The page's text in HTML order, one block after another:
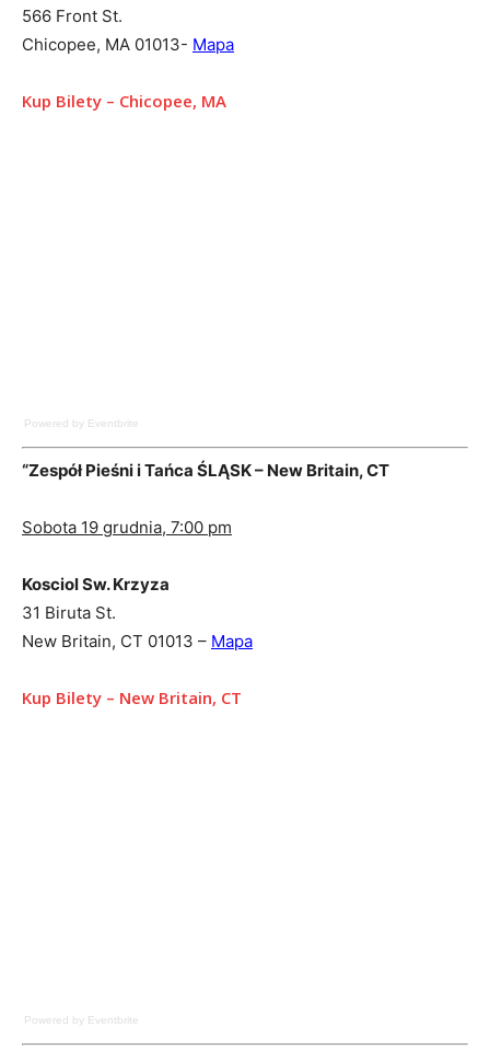
566 Front St.
Chicopee, MA 01013- Mapa
Kup Bilety – Chicopee, MA
Powered by Eventbrite
“Zespół Pieśni i Tańca ŚLĄSK – New Britain, CT
Sobota 19 grudnia, 7:00 pm
Kosciol Sw. Krzyza
31 Biruta St.
New Britain, CT 01013 – Mapa
Kup Bilety – New Britain, CT
Powered by Eventbrite